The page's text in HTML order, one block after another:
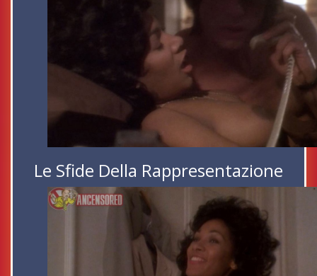
Le Sfide Della Rappresentazione